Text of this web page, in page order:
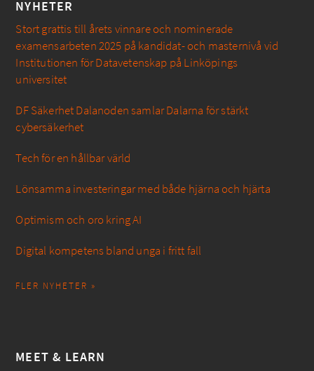
NYHETER
Stort grattis till årets vinnare och nominerade
examensarbeten 2025 på kandidat- och masternivå vid
Institutionen för Datavetenskap på Linköpings
universitet
DF Säkerhet Dalanoden samlar Dalarna för stärkt
cybersäkerhet
Tech för en hållbar värld
Lönsamma investeringar med både hjärna och hjärta
Optimism och oro kring AI
Digital kompetens bland unga i fritt fall
FLER NYHETER »
MEET & LEARN